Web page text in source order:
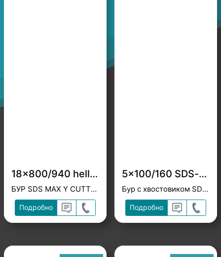
18x800/940 heller
БУР SDS MAX Y CUTTER
Подробно
5x100/160 SDS-plus Heller
Бур с хвостовиком SDS-plus
Подробно